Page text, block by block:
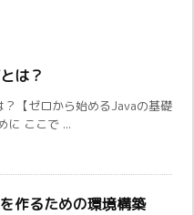
は？
？【ゼロから始めるJavaの基礎
に ここで ...
作るための環境構築